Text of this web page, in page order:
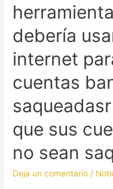
debería
internet
cuentas
que sus
no sean
Deja un comentario /